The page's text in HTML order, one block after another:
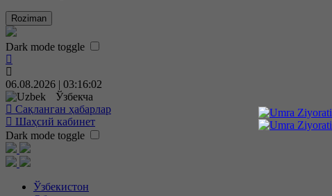
Roziman
Dark mode toggle
06.08.2026 | 03:16:03
Ўзбекча
Сақланган ҳабарлар
Шаҳсий кабинет
Dark mode toggle
Ўзбекистон